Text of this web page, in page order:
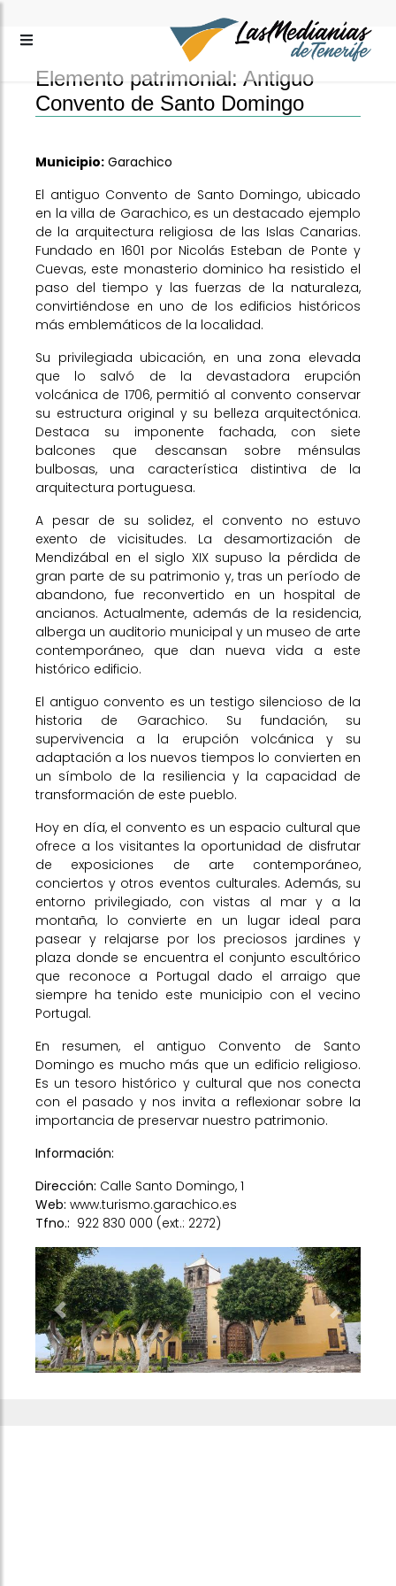
Elemento patrimonial: Antiguo
Convento de Santo Domingo
Municipio: Garachico
El antiguo Convento de Santo Domingo, ubicado
en la villa de Garachico, es un destacado ejemplo
de la arquitectura religiosa de las Islas Canarias.
Fundado en 1601 por Nicolás Esteban de Ponte y
Cuevas, este monasterio dominico ha resistido el
paso del tiempo y las fuerzas de la naturaleza,
convirtiéndose en uno de los edificios históricos
más emblemáticos de la localidad.
Su privilegiada ubicación, en una zona elevada
que lo salvó de la devastadora erupción
volcánica de 1706, permitió al convento conservar
su estructura original y su belleza arquitectónica.
Destaca su imponente fachada, con siete
balcones que descansan sobre ménsulas
bulbosas, una característica distintiva de la
arquitectura portuguesa.
A pesar de su solidez, el convento no estuvo
exento de vicisitudes. La desamortización de
Mendizábal en el siglo XIX supuso la pérdida de
gran parte de su patrimonio y, tras un período de
abandono, fue reconvertido en un hospital de
ancianos. Actualmente, además de la residencia,
alberga un auditorio municipal y un museo de arte
contemporáneo, que dan nueva vida a este
histórico edificio.
El antiguo convento es un testigo silencioso de la
historia de Garachico. Su fundación, su
supervivencia a la erupción volcánica y su
adaptación a los nuevos tiempos lo convierten en
un símbolo de la resiliencia y la capacidad de
transformación de este pueblo.
Hoy en día, el convento es un espacio cultural que
ofrece a los visitantes la oportunidad de disfrutar
de exposiciones de arte contemporáneo,
conciertos y otros eventos culturales. Además, su
entorno privilegiado, con vistas al mar y a la
montaña, lo convierte en un lugar ideal para
pasear y relajarse por los preciosos jardines y
plaza donde se encuentra el conjunto escultórico
que reconoce a Portugal dado el arraigo que
siempre ha tenido este municipio con el vecino
Portugal.
En resumen, el antiguo Convento de Santo
Domingo es mucho más que un edificio religioso.
Es un tesoro histórico y cultural que nos conecta
con el pasado y nos invita a reflexionar sobre la
importancia de preservar nuestro patrimonio.
Información:
Dirección: Calle Santo Domingo, 1
Web: www.turismo.garachico.es
Tfno.: 922 830 000 (ext.: 2272)
Previous Next